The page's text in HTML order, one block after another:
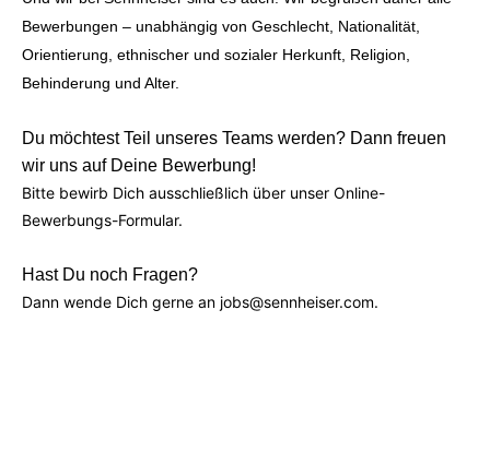
Bewerbungen – unabhängig von Geschlecht, Nationalität,
Orientierung, ethnischer und sozialer Herkunft, Religion,
Behinderung und Alter.
Du möchtest Teil unseres Teams werden? Dann freuen
wir uns auf Deine Bewerbung!
Bitte bewirb Dich ausschließlich über unser Online-
Bewerbungs-Formular.
Hast Du noch Fragen?
Dann wende Dich gerne an jobs@sennheiser.com.